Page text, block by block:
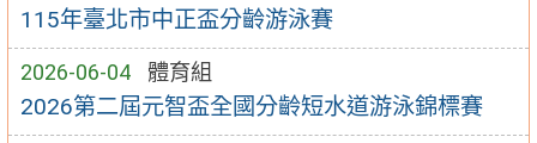
115年臺北市中正盃分齡游泳賽
2026-06-04 體育組
2026第二屆元智盃全國分齡短水道游泳錦標賽